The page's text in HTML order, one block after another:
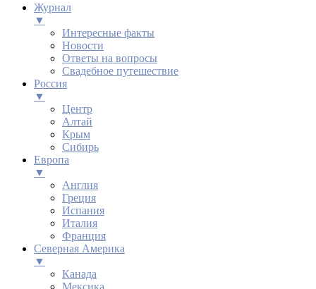
Журнал
▼
Интересные факты
Новости
Ответы на вопросы
Свадебное путешествие
Россия
▼
Центр
Алтай
Крым
Сибирь
Европа
▼
Англия
Греция
Испания
Италия
Франция
Северная Америка
▼
Канада
Мексика